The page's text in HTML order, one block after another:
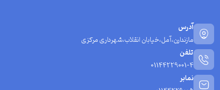
آدرس
مازندارن،آمل،خیابان انقلاب،شهرداری مرکزی
تلفن
01144229001-4
نمابر